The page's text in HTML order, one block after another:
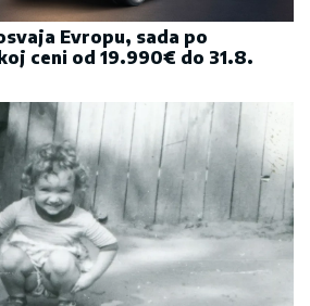
Evropu, sada po
ceni od 19.990€ do 31.8.